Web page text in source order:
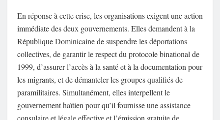
En réponse à cette crise, les organisations exigent une action
immédiate des deux gouvernements. Elles demandent à la
République Dominicaine de suspendre les déportations
collectives, de garantir le respect du protocole binational de
1999, d’assurer l’accès à la santé et à la documentation pour
les migrants, et de démanteler les groupes qualifiés de
paramilitaires. Simultanément, elles interpellent le
gouvernement haïtien pour qu’il fournisse une assistance
consulaire et légale effective et l’émission gratuite de